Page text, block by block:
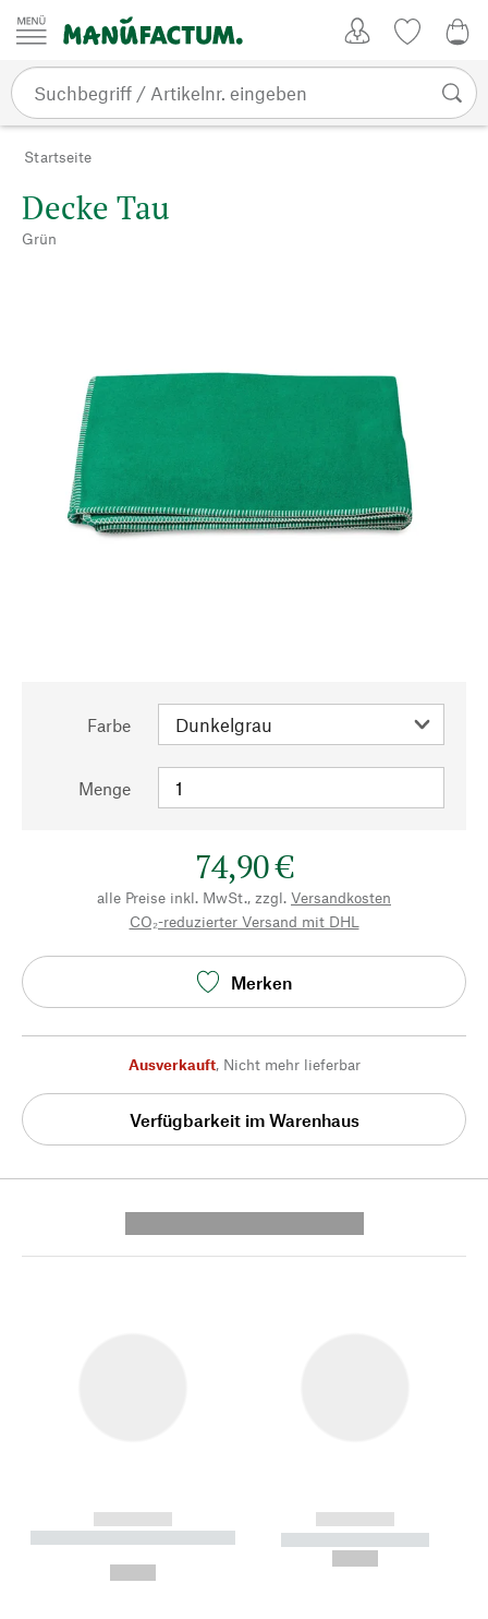
Zum Inhalt springen
Startseite
Decke Tau
Grün
Farbe
Menge
74,90 €
alle Preise inkl. MwSt., zzgl. Versandkosten
CO₂-reduzierter Versand mit DHL
Merken
Ausverkauft, Nicht mehr lieferbar
Verfügbarkeit im Warenhaus
------------
----------- ----------- --------
------------
----------- -----------